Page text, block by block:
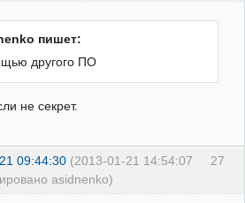
пишет:
другого ПО
не секрет.
27
09:44:30 (2013-01-21 14:54:07
asidnenko)